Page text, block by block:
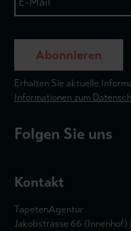
Abonnieren
Erhalten Sie aktuelle
Informationen zum
Folgen Sie uns
Kontakt
TapetenAgentur
Jakobstrasse 66 (Innenhof) |